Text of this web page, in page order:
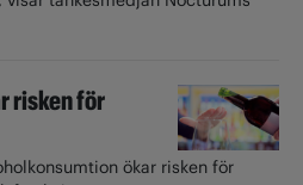
risken för
ökar risken för